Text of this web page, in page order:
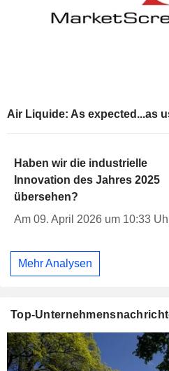
Air Liquide: As expected...as
Haben wir die industrielle
Innovation des Jahres 2025
übersehen?
Am 09. April 2026 um 10:33
Mehr Analysen
Top-